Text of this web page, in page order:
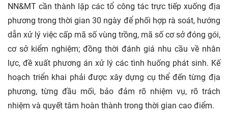
NN&MT cần thành lập các tổ công tác trực tiếp xuống địa
phương trong thời gian 30 ngày để phối hợp rà soát, hướng
dẫn xử lý việc cấp mã số vùng trồng, mã số cơ sở đóng gói,
cơ sở kiểm nghiệm; đồng thời đánh giá nhu cầu về nhân
lực, đề xuất phương án xử lý các tình huống phát sinh. Kế
hoạch triển khai phải được xây dựng cụ thể đến từng địa
phương, từng đầu mối, bảo đảm rõ nhiệm vụ, rõ trách
nhiệm và quyết tâm hoàn thành trong thời gian cao điểm.